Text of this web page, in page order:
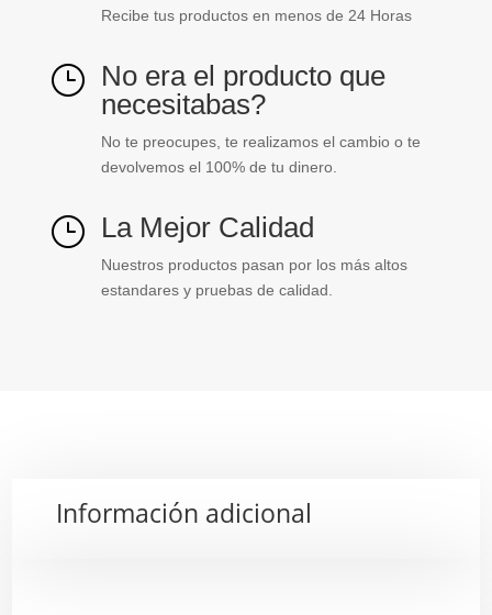
Recibe tus productos en menos de 24 Horas
} No era el producto que
necesitabas?
No te preocupes, te realizamos el cambio o te
devolvemos el 100% de tu dinero.
} La Mejor Calidad
Nuestros productos pasan por los más altos
estandares y pruebas de calidad.
Información adicional